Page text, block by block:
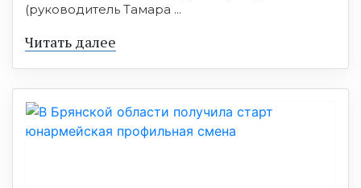
(руководитель Тамара ...
Читать далее